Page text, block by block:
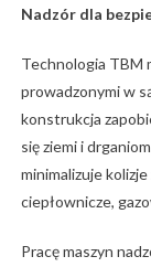
Nadzór dla
Technologia TBM
prowadzonymi w
konstrukcja
się ziemi i
minimalizuje
ciepłownicze,
Pracę maszyn